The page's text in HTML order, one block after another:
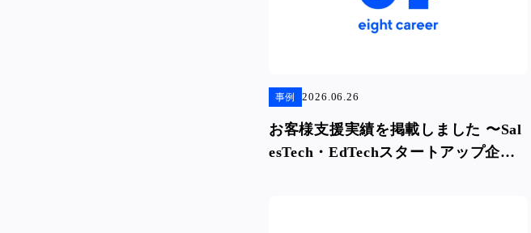
事例 2026.06.26
お客様支援実績を掲載しました 〜Sal
esTech・EdTechスタートアップ企業